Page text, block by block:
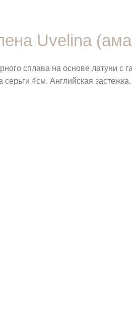
Uvelina
сплава на основе латуни
4см. Английская застежка.